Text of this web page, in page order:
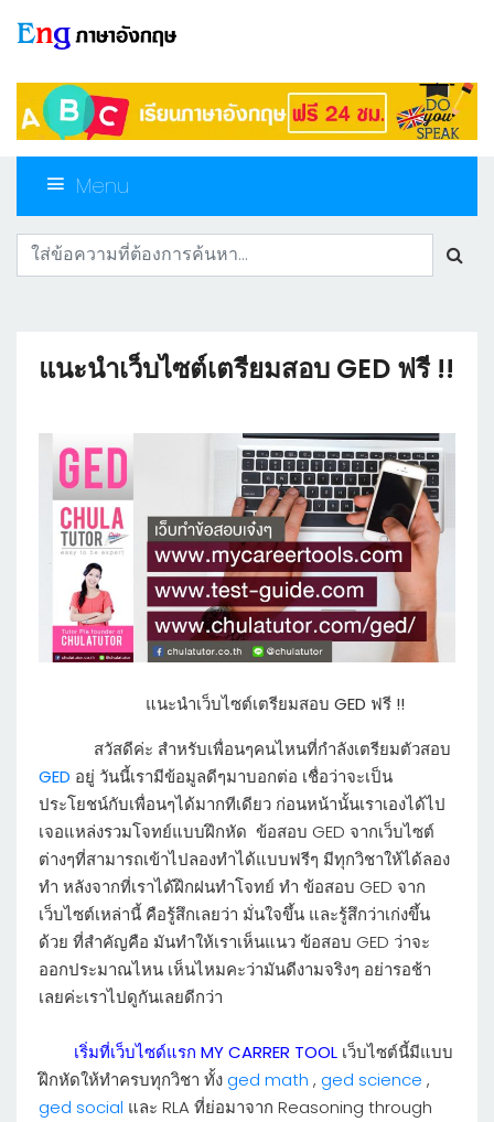
Menu
แนะนำเว็บไซต์เตรียมสอบ GED ฟรี !!
แนะนำเว็บไซต์เตรียมสอบ GED ฟรี !!
สวัสดีค่ะ สำหรับเพื่อนๆคนไหนที่กำลังเตรียมตัวสอบ
GED อยู่ วันนี้เรามีข้อมูลดีๆมาบอกต่อ เชื่อว่าจะเป็น
ประโยชน์กับเพื่อนๆได้มากทีเดียว ก่อนหน้านั้นเราเองได้ไป
เจอแหล่งรวมโจทย์แบบฝึกหัด ข้อสอบ GED จากเว็บไซต์
ต่างๆที่สามารถเข้าไปลองทำได้แบบฟรีๆ มีทุกวิชาให้ได้ลอง
ทำ หลังจากที่เราได้ฝึกฝนทำโจทย์ ทำ ข้อสอบ GED จาก
เว็บไซต์เหล่านี้ คือรู้สึกเลยว่า มั่นใจขึ้น และรู้สึกว่าเก่งขึ้น
ด้วย ที่สำคัญคือ มันทำให้เราเห็นแนว ข้อสอบ GED ว่าจะ
ออกประมาณไหน เห็นไหมคะว่ามันดีงามจริงๆ อย่ารอช้า
เลยค่ะเราไปดูกันเลยดีกว่า
เริ่มที่เว็บไซด์แรก MY CARRER TOOL เว็บไซต์นี้มีแบบ
ฝึกหัดให้ทำครบทุกวิชา ทั้ง ged math , ged science ,
ged social และ RLA ที่ย่อมาจาก Reasoning through